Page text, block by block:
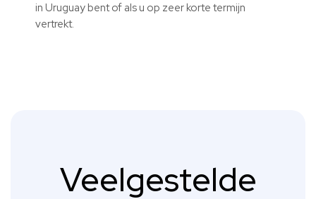
in Uruguay bent of als u op zeer korte termijn
vertrekt.
Veelgestelde